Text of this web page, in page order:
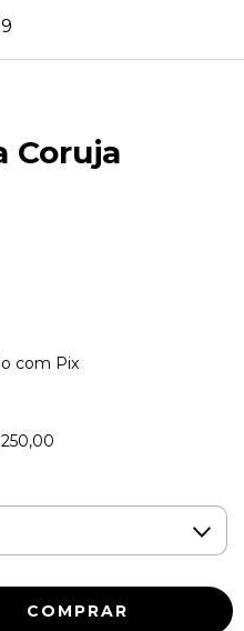
9
Coruja
com Pix